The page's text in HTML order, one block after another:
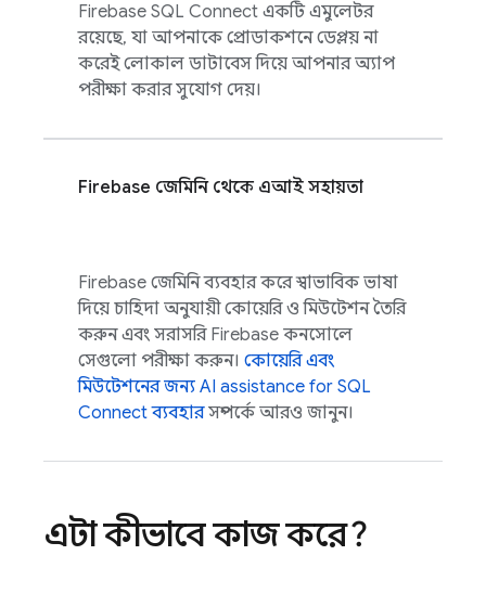
Firebase SQL Connect একটি এমুলেটর
রয়েছে, যা আপনাকে প্রোডাকশনে ডেপ্লয় না
করেই লোকাল ডাটাবেস দিয়ে আপনার অ্যাপ
পরীক্ষা করার সুযোগ দেয়।
Firebase জেমিনি থেকে এআই সহায়তা
Firebase জেমিনি ব্যবহার করে স্বাভাবিক ভাষা
দিয়ে চাহিদা অনুযায়ী কোয়েরি ও মিউটেশন তৈরি
করুন এবং সরাসরি Firebase কনসোলে
সেগুলো পরীক্ষা করুন। কোয়েরি এবং
মিউটেশনের জন্য AI assistance for SQL
Connectব্যবহারসম্পর্কে আরও জানুন।
এটা কীভাবে কাজ করে?